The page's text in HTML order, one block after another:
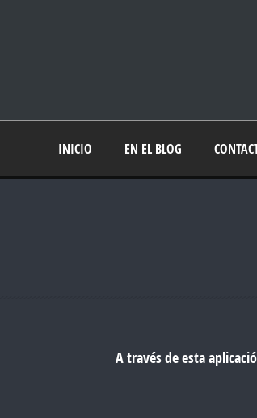
INICIO EN EL BLOG
A través de esta